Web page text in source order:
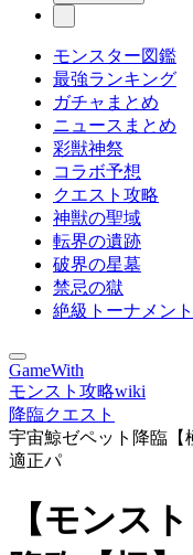
モンスター図鑑
最強ランキング
ガチャまとめ
ニュースまとめ
彩獣神祭
コラボ予想
クエスト攻略
神獣の聖域
転界の遺跡
破界の星墓
禁忌の獄
絶級トーナメント
GameWith
モンスト攻略wiki
降臨クエスト
宇宙鯨ゼペット降臨【
適正パ
【モンス